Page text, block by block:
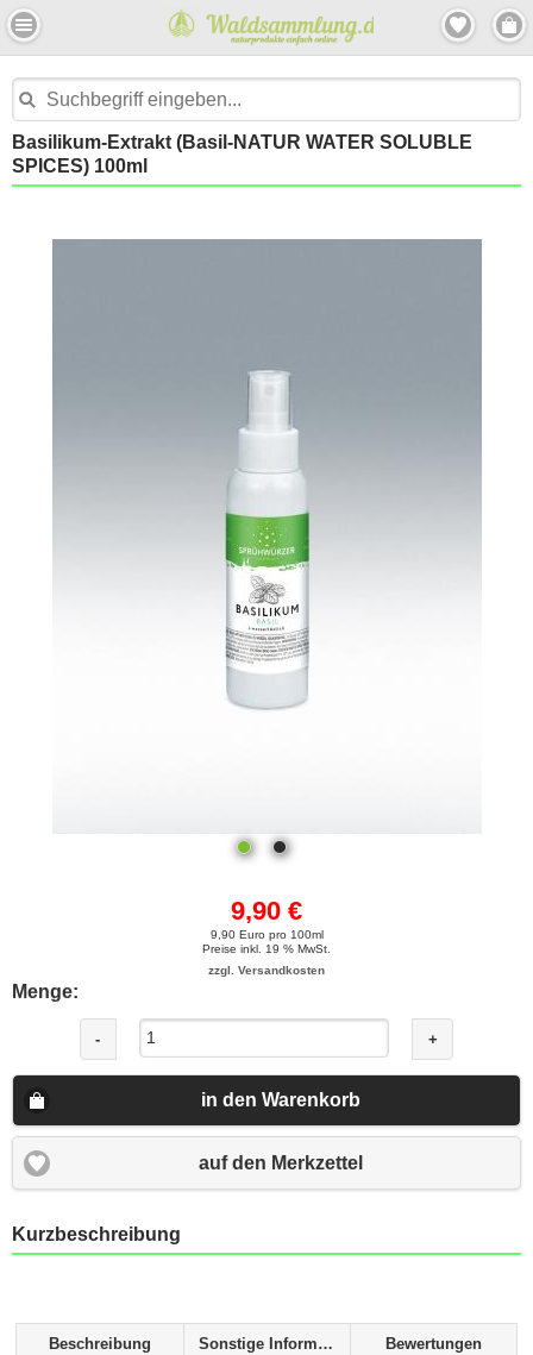
Basilikum-Extrakt (Basil-NATUR WATER SOLUBLE
SPICES) 100ml
9,90 €
9,90 Euro pro 100ml
Preise inkl. 19 % MwSt.
zzgl. Versandkosten
Menge:
- +
in den Warenkorb
auf den Merkzettel
Kurzbeschreibung
Beschreibung Sonstige Informationen Bewertungen